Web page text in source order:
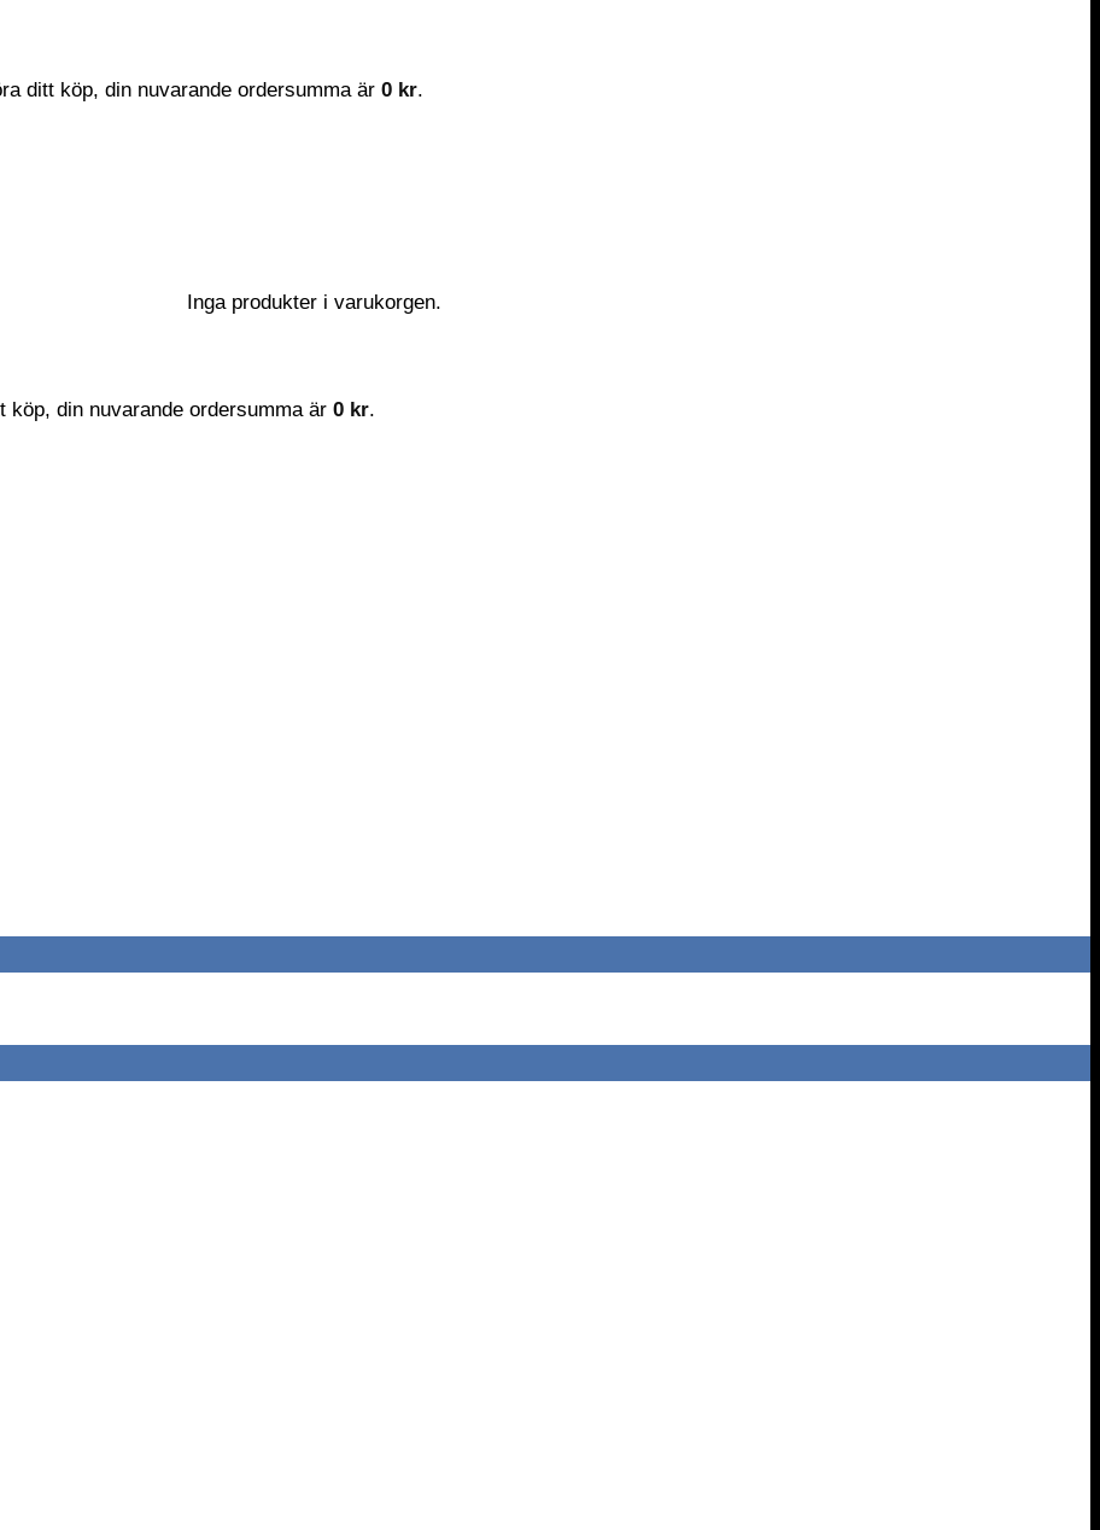
ditt köp, din nuvarande ordersumma är 0 kr.
Inga produkter i varukorgen.
din nuvarande ordersumma är 0 kr.